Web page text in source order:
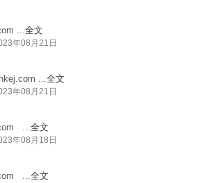
...全文
年08月21日
...全文
年08月21日
...全文
年08月18日
...全文